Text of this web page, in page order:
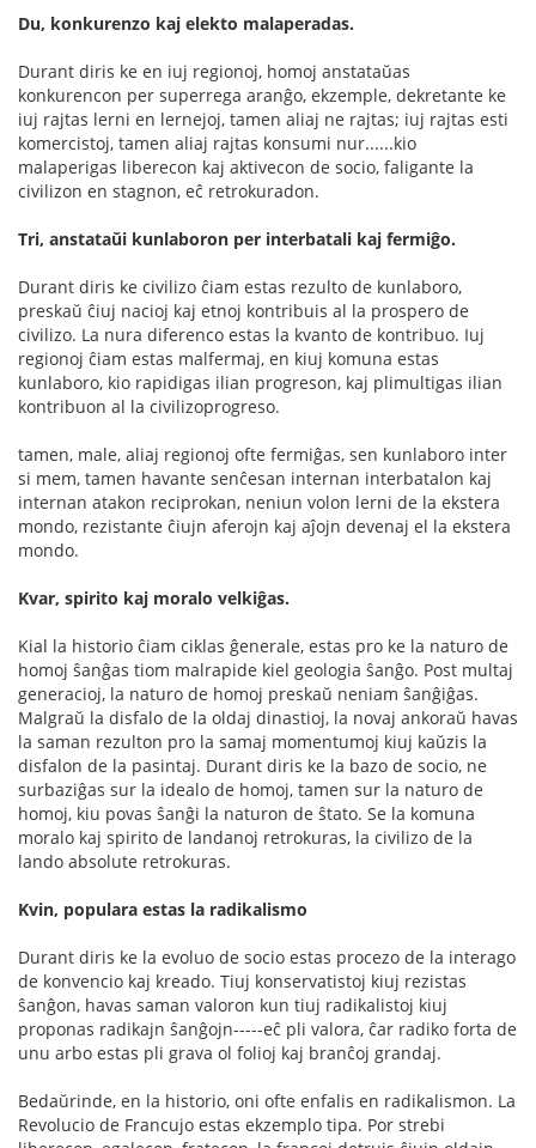
Du, konkurenzo kaj elekto malaperadas.
Durant diris ke en iuj regionoj, homoj anstataŭas
konkurencon per superrega aranĝo, ekzemple, dekretante ke
iuj rajtas lerni en lernejoj, tamen aliaj ne rajtas; iuj rajtas esti
komercistoj, tamen aliaj rajtas konsumi nur......kio
malaperigas liberecon kaj aktivecon de socio, faligante la
civilizon en stagnon, eĉ retrokuradon.
Tri, anstataŭi kunlaboron per interbatali kaj fermiĝo.
Durant diris ke civilizo ĉiam estas rezulto de kunlaboro,
preskaŭ ĉiuj nacioj kaj etnoj kontribuis al la prospero de
civilizo. La nura diferenco estas la kvanto de kontribuo. Iuj
regionoj ĉiam estas malfermaj, en kiuj komuna estas
kunlaboro, kio rapidigas ilian progreson, kaj plimultigas ilian
kontribuon al la civilizoprogreso.
tamen, male, aliaj regionoj ofte fermiĝas, sen kunlaboro inter
si mem, tamen havante senĉesan internan interbatalon kaj
internan atakon reciprokan, neniun volon lerni de la ekstera
mondo, rezistante ĉiujn aferojn kaj aĵojn devenaj el la ekstera
mondo.
Kvar, spirito kaj moralo velkiĝas.
Kial la historio ĉiam ciklas ĝenerale, estas pro ke la naturo de
homoj ŝanĝas tiom malrapide kiel geologia ŝanĝo. Post multaj
generacioj, la naturo de homoj preskaŭ neniam ŝanĝiĝas.
Malgraŭ la disfalo de la oldaj dinastioj, la novaj ankoraŭ havas
la saman rezulton pro la samaj momentumoj kiuj kaŭzis la
disfalon de la pasintaj. Durant diris ke la bazo de socio, ne
surbaziĝas sur la idealo de homoj, tamen sur la naturo de
homoj, kiu povas ŝanĝi la naturon de ŝtato. Se la komuna
moralo kaj spirito de landanoj retrokuras, la civilizo de la
lando absolute retrokuras.
Kvin, populara estas la radikalismo
Durant diris ke la evoluo de socio estas procezo de la interago
de konvencio kaj kreado. Tiuj konservatistoj kiuj rezistas
ŝanĝon, havas saman valoron kun tiuj radikalistoj kiuj
proponas radikajn ŝanĝojn-----eĉ pli valora, ĉar radiko forta de
unu arbo estas pli grava ol folioj kaj branĉoj grandaj.
Bedaŭrinde, en la historio, oni ofte enfalis en radikalismon. La
Revolucio de Francujo estas ekzemplo tipa. Por strebi